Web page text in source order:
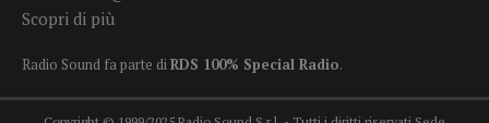
Scopri di più
Radio Sound fa parte diRDS 100% Special Radio.